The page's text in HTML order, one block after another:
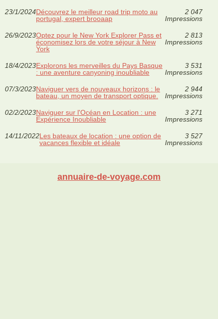
23/1/2024Découvrez le meilleur road trip moto au
portugal, expert brooaap
2 047
Impressions
26/9/2023Optez pour le New York Explorer Pass et
économisez lors de votre séjour à New
York
2 813
Impressions
18/4/2023Explorons les merveilles du Pays Basque
: une aventure canyoning inoubliable
3 531
Impressions
07/3/2023Naviguer vers de nouveaux horizons : le
bateau, un moyen de transport optique.
2 944
Impressions
02/2/2023Naviguer sur l'Océan en Location : une
Expérience Inoubliable
3 271
Impressions
14/11/2022Les bateaux de location : une option de
vacances flexible et idéale
3 527
Impressions
annuaire-de-voyage.com